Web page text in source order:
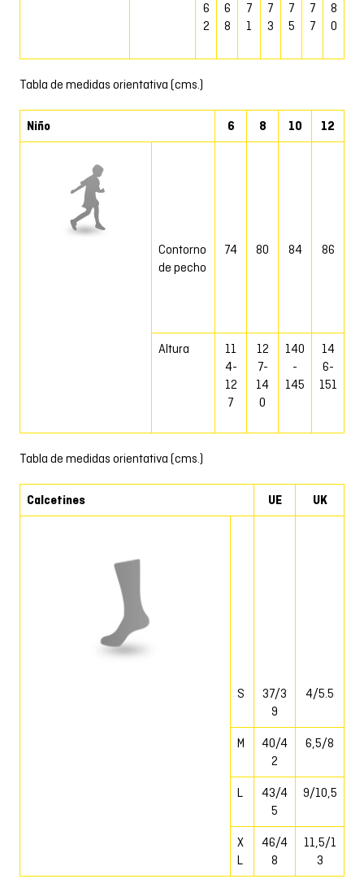
6
2
6
8
7
1
7
3
7
5
7
7
8
0
Tabla de medidas orientativa (cms.)
Niño 6 8 10 12
Contorno
de pecho
74 80 84 86
Altura
11
4-
12
7
12
7-
14
0
140
-
145
14
6-
151
Tabla de medidas orientativa (cms.)
Calcetines UE UK
S
37/3
9
4/5.5
M
40/4
2
6,5/8
L
43/4
5
9/10,5
X
L
46/4
8
11,5/1
3